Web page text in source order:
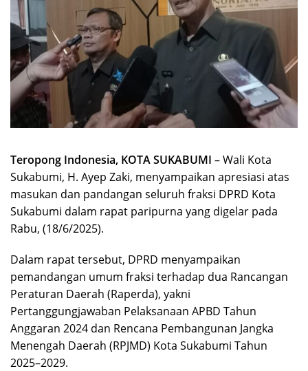
Teropong Indonesia, KOTA SUKABUMI – Wali Kota
Sukabumi, H. Ayep Zaki, menyampaikan apresiasi atas
masukan dan pandangan seluruh fraksi DPRD Kota
Sukabumi dalam rapat paripurna yang digelar pada
Rabu, (18/6/2025).
Dalam rapat tersebut, DPRD menyampaikan
pemandangan umum fraksi terhadap dua Rancangan
Peraturan Daerah (Raperda), yakni
Pertanggungjawaban Pelaksanaan APBD Tahun
Anggaran 2024 dan Rencana Pembangunan Jangka
Menengah Daerah (RPJMD) Kota Sukabumi Tahun
2025–2029.